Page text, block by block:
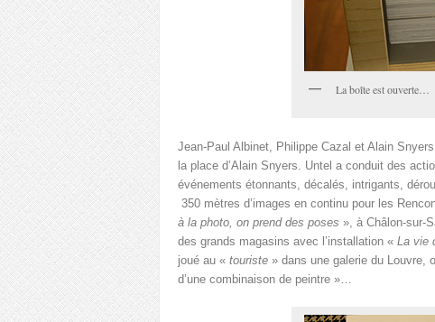
La boîte est ouverte…
Jean-Paul Albinet, Philippe Cazal et Alain
la place d’Alain Snyers. Untel a conduit des
événements étonnants, décalés, intrigants,
350 mètres d’images en continu pour les
à la photo, on prend des poses », à Châlon-sur-
des grands magasins avec l’installation « La vie
joué au « touriste » dans une galerie du Louvre,
d’une combinaison de peintre »…